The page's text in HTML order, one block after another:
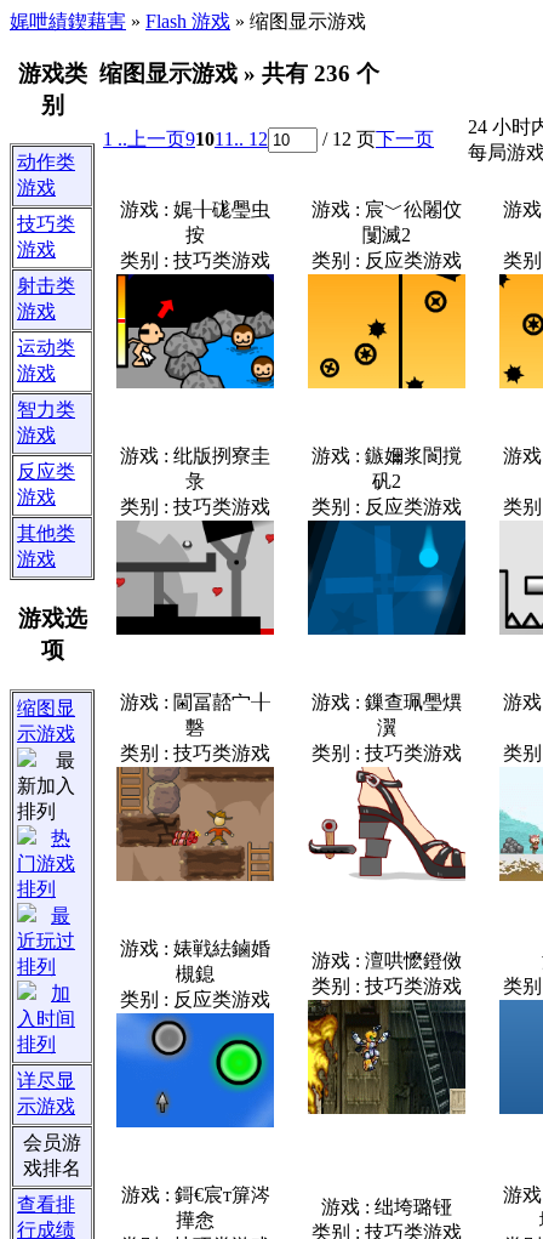
娓呭績鍥藉害 » Flash 游戏 » 缩图显示游戏
游戏类
别
动作类
游戏
技巧类
游戏
射击类
游戏
运动类
游戏
智力类
游戏
反应类
游戏
其他类
游戏
游戏选
项
缩图显
示游戏
最
新加入
排列
热
门游戏
排列
最
近玩过
排列
加
入时间
排列
详尽显
示游戏
会员游
戏排名
查看排
行成绩
缩图显示游戏 » 共有 236 个
1 ..上一页91011.. 12 / 12 页下一页
24 小时
每局游
游戏 : 娓╂硥璺虫
按
类别 : 技巧类游戏
游戏 : 宸﹀彸闂伩
闅滅2
类别 : 反应类游戏
游
类
游戏 : 纰版挒寮圭
彔
类别 : 技巧类游戏
游戏 : 鏃嬭浆閬撹
矾2
类别 : 反应类游戏
游
类
游戏 : 閫冨嚭宀╂
礊
类别 : 技巧类游戏
游戏 : 鏁查珮璺熼
瀷
类别 : 技巧类游戏
游
类
游戏 : 婊戦紶鏀婚
槻鎴
类别 : 反应类游戏
游戏 : 澶哄懡鐙傚
类别 : 技巧类游戏
类
游戏 : 鎶€宸т箳涔
撶悆
游戏 : 绌垮璐铔
类别 : 技巧类游戏
游